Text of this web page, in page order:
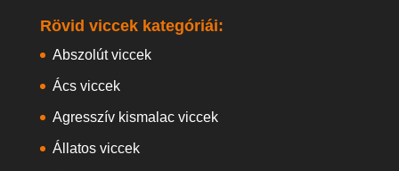
Rövid viccek kategóriái:
Abszolút viccek
Ács viccek
Agresszív kismalac viccek
Állatos viccek